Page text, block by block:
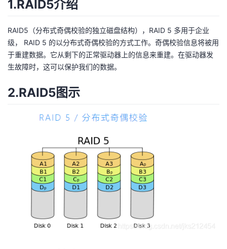
1.RAID5介绍
RAID5（分布式奇偶校验的独立磁盘结构），RAID 5 多用于企业
级， RAID 5 的以分布式奇偶校验的方式工作。奇偶校验信息将被用
于重建数据。它从剩下的正常驱动器上的信息来重建。在驱动器发
生故障时，这可以保护我们的数据。
2.RAID5图示